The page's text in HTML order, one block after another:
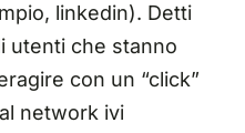
linkedin). Detti
utenti che stanno
con un “click”
network ivi